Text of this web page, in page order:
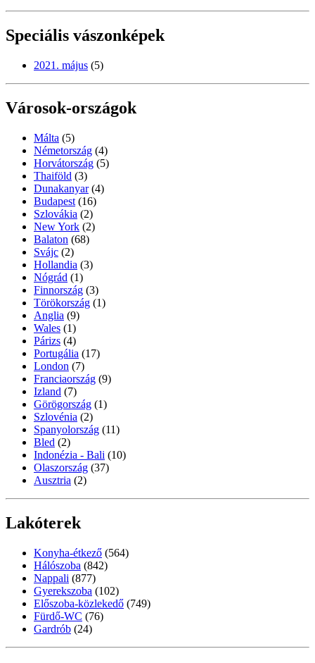
Speciális vászonképek
2021. május (5)
Városok-országok
Málta (5)
Németország (4)
Horvátország (5)
Thaiföld (3)
Dunakanyar (4)
Budapest (16)
Szlovákia (2)
New York (2)
Balaton (68)
Svájc (2)
Hollandia (3)
Nógrád (1)
Finnország (3)
Törökország (1)
Anglia (9)
Wales (1)
Párizs (4)
Portugália (17)
London (7)
Franciaország (9)
Izland (7)
Görögország (1)
Szlovénia (2)
Spanyolország (11)
Bled (2)
Indonézia - Bali (10)
Olaszország (37)
Ausztria (2)
Lakóterek
Konyha-étkező (564)
Hálószoba (842)
Nappali (877)
Gyerekszoba (102)
Előszoba-közlekedő (749)
Fürdő-WC (76)
Gardrób (24)